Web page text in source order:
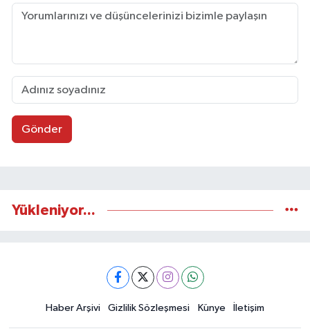
Gönder
Yükleniyor...
Haber Arşivi Gizlilik Sözleşmesi Künye İletişim